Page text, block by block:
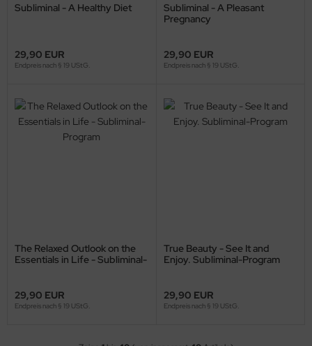
Subliminal - A Healthy Diet
29,90 EUR
Endpreis nach § 19 UStG.
Subliminal - A Pleasant
Pregnancy
29,90 EUR
Endpreis nach § 19 UStG.
The Relaxed Outlook on the
Essentials in Life - Subliminal-
29,90 EUR
Endpreis nach § 19 UStG.
True Beauty - See It and
Enjoy. Subliminal-Program
29,90 EUR
Endpreis nach § 19 UStG.